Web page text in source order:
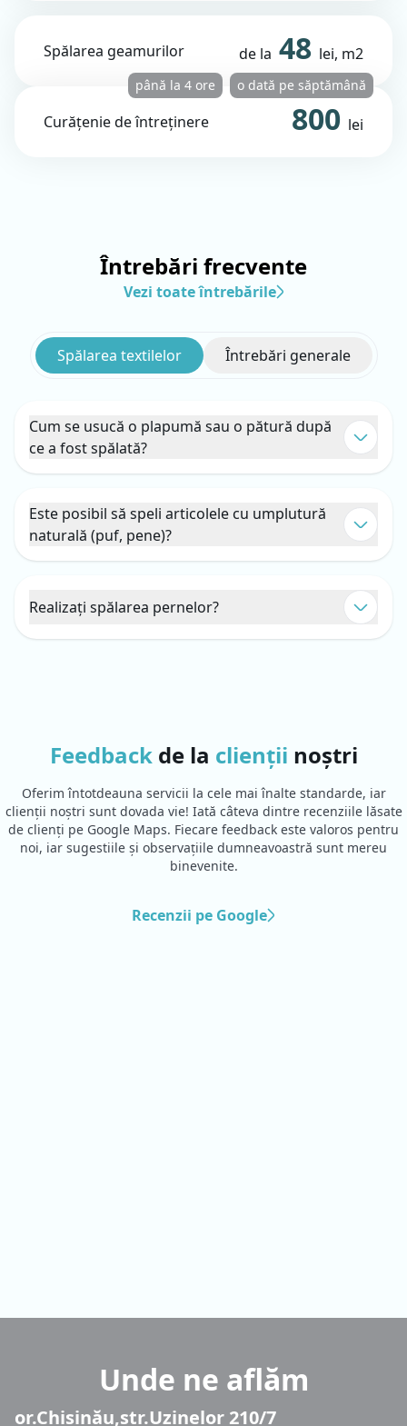
Spălarea geamurilor de la 48 lei, m2
până la 4 ore o dată pe săptămână
Curățenie de întreținere 800 lei
Întrebări frecvente
Vezi toate întrebările
Spălarea textilelor Întrebări generale
Cum se usucă o plapumă sau o pătură după
ce a fost spălată?
Articolul se usucă într-o mașină de uscat profesională,
Este posibil să speli articolele cu umplutură
naturală (puf, pene)?
Noi realizăm curățare cu apă, prin urmare, acceptăm
umplutură de puf sau pene trebuie să fie curățate
folosind o altă metodă, pe care nu o aplicăm.
Realizați spălarea pernelor?
Da, spălăm pernele, dar doar cele cu umplutură
Feedbackde la clienții noștri
Oferim întotdeauna servicii la cele mai înalte standarde, iar
clienții noștri sunt dovada vie! Iată câteva dintre recenziile lăsate
de clienți pe Google Maps. Fiecare feedback este valoros pentru
noi, iar sugestiile și observațiile dumneavoastră sunt mereu
binevenite.
Recenzii pe Google
Unde ne aflăm
or.Chișinău,str.Uzinelor 210/7